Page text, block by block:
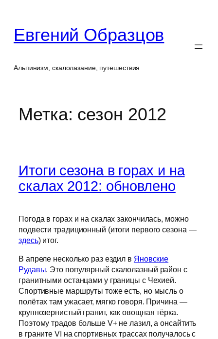
содержимому
Евгений Образцов
Альпинизм, скалолазание, путешествия
Метка: сезон 2012
Итоги сезона в горах и на
скалах 2012: обновлено
Погода в горах и на скалах закончилась, можно
подвести традиционный (итоги первого сезона —
здесь) итог.
В апреле несколько раз ездил в Яновские
Рудавы. Это популярный скалолазный район с
гранитными останцами у границы с Чехией.
Спортивные маршруты тоже есть, но мысль о
полётах там ужасает, мягко говоря. Причина —
крупнозернистый гранит, как овощная тёрка.
Поэтому традов больше V+ не лазил, а онсайтить
в граните VI на спортивных трассах получалось с